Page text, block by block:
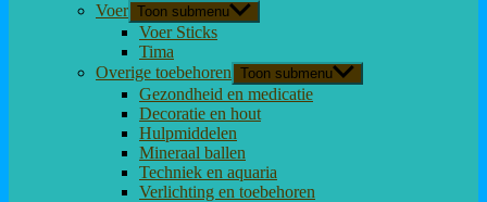
Voer Toon submenu
Voer Sticks
Tima
Overige toebehoren Toon submenu
Gezondheid en medicatie
Decoratie en hout
Hulpmiddelen
Mineraal ballen
Techniek en aquaria
Verlichting en toebehoren